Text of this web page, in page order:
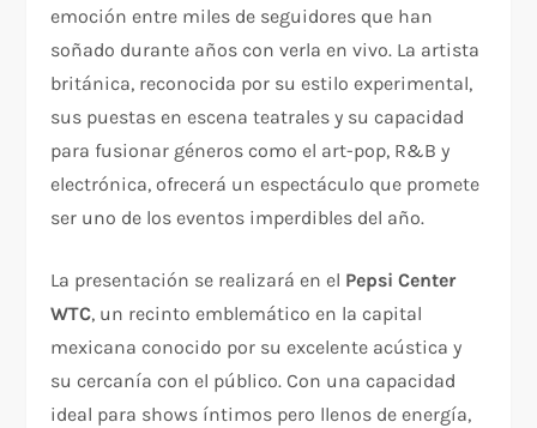
emoción entre miles de seguidores que han
soñado durante años con verla en vivo. La artista
británica, reconocida por su estilo experimental,
sus puestas en escena teatrales y su capacidad
para fusionar géneros como el art-pop, R&B y
electrónica, ofrecerá un espectáculo que promete
ser uno de los eventos imperdibles del año.
La presentación se realizará en el Pepsi Center
WTC, un recinto emblemático en la capital
mexicana conocido por su excelente acústica y
su cercanía con el público. Con una capacidad
ideal para shows íntimos pero llenos de energía,